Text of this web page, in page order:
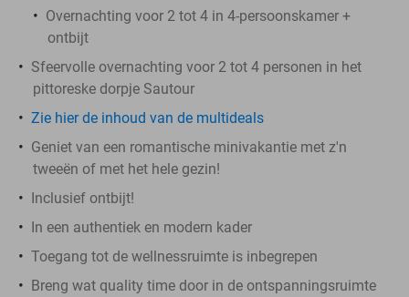
Overnachting voor 2 tot 4 in 4-persoonskamer +
ontbijt
Sfeervolle overnachting voor 2 tot 4 personen in het
pittoreske dorpje Sautour
Zie hier de inhoud van de multideals
Geniet van een romantische minivakantie met z'n
tweeën of met het hele gezin!
Inclusief ontbijt!
In een authentiek en modern kader
Toegang tot de wellnessruimte is inbegrepen
Breng wat quality time door in de ontspanningsruimte